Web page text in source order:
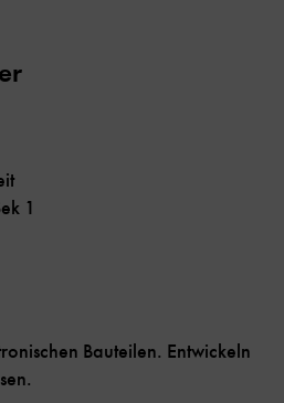
1
Bauteilen. Entwickeln